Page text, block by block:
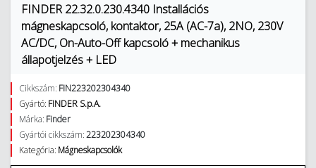
FINDER 22.32.0.230.4340 Installációs
mágneskapcsoló, kontaktor, 25A (AC-7a), 2NO, 230V
AC/DC, On-Auto-Off kapcsoló + mechanikus
állapotjelzés + LED
Cikkszám: FIN223202304340
Gyártó: FINDER S.p.A.
Márka: Finder
Gyártói cikkszám:223202304340
Kategória: Mágneskapcsolók